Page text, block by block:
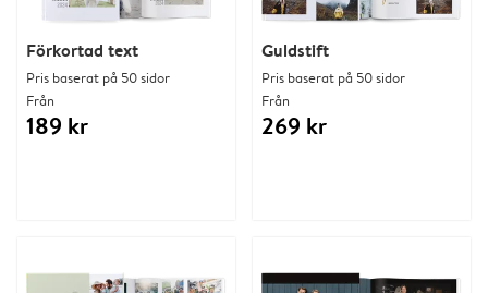
Förkortad text
Pris baserat på 50 sidor
Från
189 kr
Guldstift
Pris baserat på 50 sidor
Från
269 kr